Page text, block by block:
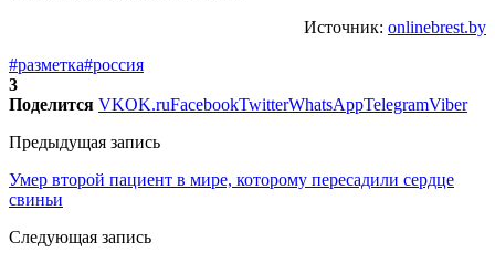
Источник: onlinebrest.by
#разметка#россия
3
Поделится VKOK.ruFacebookTwitterWhatsAppTelegramViber
Предыдущая запись
Умер второй пациент в мире, которому пересадили сердце
свиньи
Следующая запись